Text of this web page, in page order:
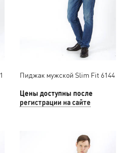
Пиджак мужской Slim Fit 6144
Цены доступны после
регистрации на сайте